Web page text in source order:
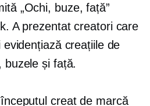
„Ochi, buze, față”
A prezentat creatori care
creațiile de
buzele și față.
creat de marcă